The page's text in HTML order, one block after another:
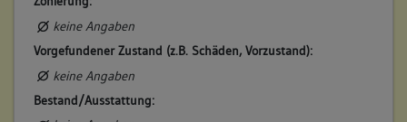
keine Angaben
Vorgefundener Zustand (z.B. Schäden, Vorzustand):
keine Angaben
Bestand/Ausstattung: